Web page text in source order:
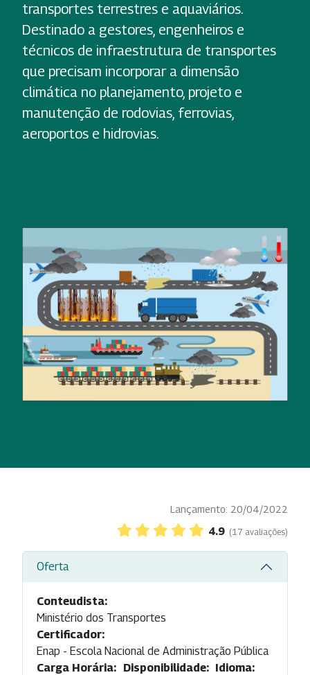
transportes terrestres e aquaviários.
Destinado a gestores, engenheiros e
técnicos de infraestrutura de transportes
que precisam incorporar a dimensão
climática no planejamento, projeto e
manutenção de rodovias, ferrovias,
aeroportos e hidrovias.
Lançamento: 20/04/2022
4.9 (17 avaliações)
Oferta
Conteudista:
Ministério dos Transportes
Certificador:
Enap - Escola Nacional de Administração Pública
Carga Horária: Disponibilidade: Idioma: